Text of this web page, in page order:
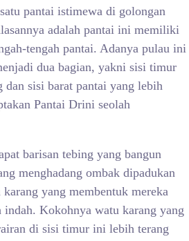
pantai istimewa di golongan
adalah pantai ini memiliki
tengah pantai. Adanya pulau ini
dua bagian, yakni sisi timur
dan sisi barat pantai yang lebih
Pantai Drini seolah
barisan tebing yang bangun
menghadang ombak dipadukan
yang membentuk mereka
indah. Kokohnya watu karang yang
di sisi timur ini lebih terang